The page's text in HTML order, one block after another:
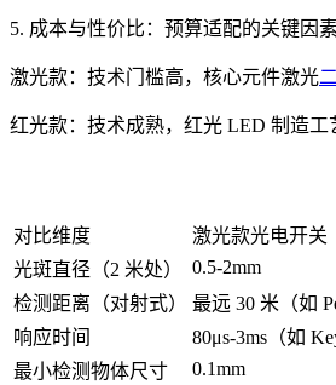
5. 成本与性价比：预算适配的关键因
激光款：技术门槛高，核心元件激光
红光款：技术成熟，红光 LED 制造工
对比维度 激光款光电开关
光斑直径（2 米处）
0.5-2mm
检测距离（对射式）
最远 30 米（如
响应时间
80μs-3ms（如
最小检测物体尺寸
0.1mm